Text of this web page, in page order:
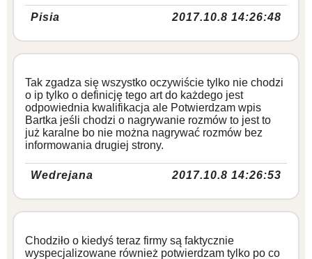
Pisia 2017.10.8 14:26:48
Tak zgadza się wszystko oczywiście tylko nie chodzi
o ip tylko o definicję tego art do każdego jest
odpowiednia kwalifikacja ale Potwierdzam wpis
Bartka jeśli chodzi o nagrywanie rozmów to jest to
już karalne bo nie można nagrywać rozmów bez
informowania drugiej strony.
Wedrejana 2017.10.8 14:26:53
Chodziło o kiedyś teraz firmy są faktycznie
wyspecjalizowane również potwierdzam tylko po co